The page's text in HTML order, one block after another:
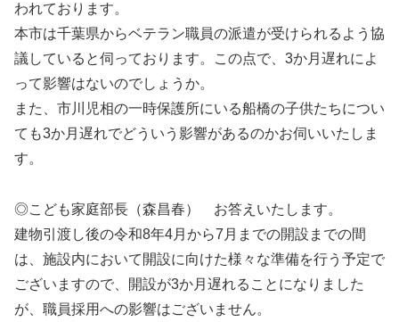
われております。
本市は千葉県からベテラン職員の派遣が受けられるよう協
議していると伺っております。この点で、3か月遅れによ
って影響はないのでしょうか。
また、市川児相の一時保護所にいる船橋の子供たちについ
ても3か月遅れでどういう影響があるのかお伺いいたしま
す。
◎こども家庭部長（森昌春） お答えいたします。
建物引渡し後の令和8年4月から7月までの開設までの間
は、施設内において開設に向けた様々な準備を行う予定で
ございますので、開設が3か月遅れることになりました
が、職員採用への影響はございません。